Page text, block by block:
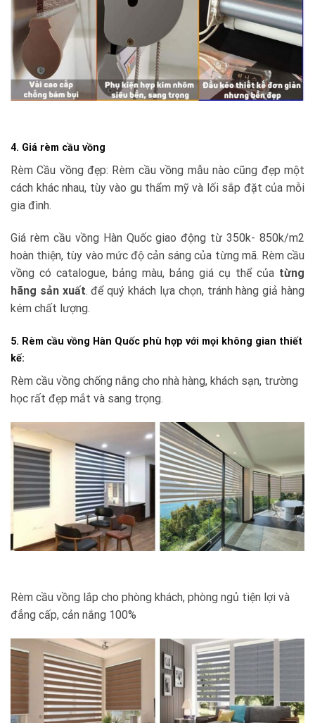
4. Giá rèm cầu vồng
Rèm Cầu vồng đẹp: Rèm cầu vồng mẫu nào cũng đẹp một
cách khác nhau, tùy vào gu thẩm mỹ và lối sắp đặt của mỗi
gia đình.
Giá rèm cầu vồng Hàn Quốc giao động từ 350k- 850k/m2
hoàn thiện, tùy vào mức độ cản sáng của từng mã. Rèm cầu
vồng có catalogue, bảng màu, bảng giá cụ thể của từng
hãng sản xuất. để quý khách lựa chọn, tránh hàng giả hàng
kém chất lượng.
5. Rèm cầu vồng Hàn Quốc phù hợp với mọi không gian thiết
kế:
Rèm cầu vồng chống nắng cho nhà hàng, khách sạn, trường
học rất đẹp mắt và sang trọng.
Rèm cầu vồng lắp cho phòng khách, phòng ngủ tiện lợi và
đẳng cấp, cản nắng 100%